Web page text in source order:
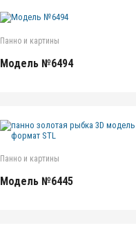
Панно и картины
Модель №6494
Панно и картины
Модель №6445